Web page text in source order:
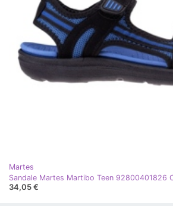
Martes
Sandale Martes Martibo Teen 92800401826
34,05 €